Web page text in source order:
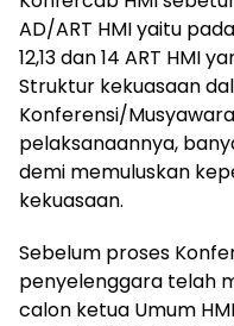
AD/ART HMI yaitu
12,13 dan 14 ART HMI
Struktur kekuasaan
Konferensi/
pelaksanaannya,
demi memuluskan
kekuasaan.
Sebelum proses
penyelenggara telah
calon ketua Umum